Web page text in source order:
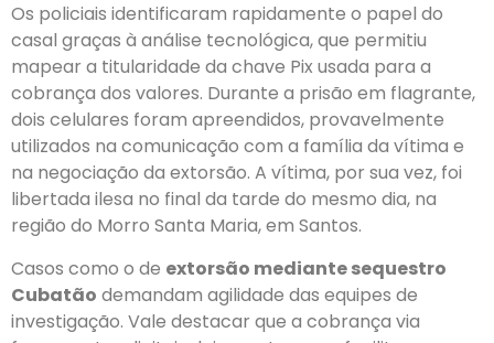
Os policiais identificaram rapidamente o papel do
casal graças à análise tecnológica, que permitiu
mapear a titularidade da chave Pix usada para a
cobrança dos valores. Durante a prisão em flagrante,
dois celulares foram apreendidos, provavelmente
utilizados na comunicação com a família da vítima e
na negociação da extorsão. A vítima, por sua vez, foi
libertada ilesa no final da tarde do mesmo dia, na
região do Morro Santa Maria, em Santos.
Casos como o de extorsão mediante sequestro
Cubatão demandam agilidade das equipes de
investigação. Vale destacar que a cobrança via